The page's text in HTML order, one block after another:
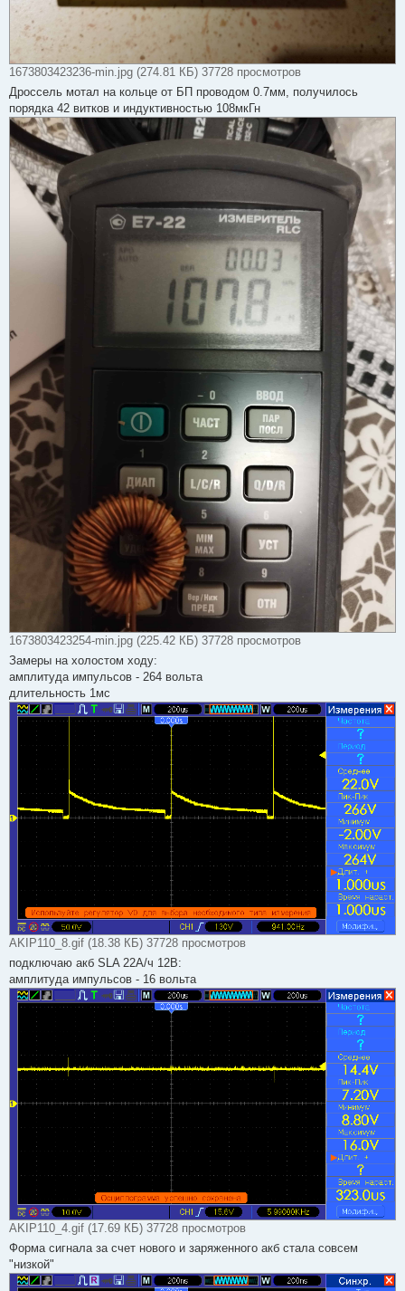
1673803423236-min.jpg (274.81 КБ) 37728 просмотров
Дроссель мотал на кольце от БП проводом 0.7мм, получилось
порядка 42 витков и индуктивностью 108мкГн
1673803423254-min.jpg (225.42 КБ) 37728 просмотров
Замеры на холостом ходу:
амплитуда импульсов - 264 вольта
длительность 1мс
AKIP110_8.gif (18.38 КБ) 37728 просмотров
подключаю акб SLA 22А/ч 12В:
амплитуда импульсов - 16 вольта
AKIP110_4.gif (17.69 КБ) 37728 просмотров
Форма сигнала за счет нового и заряженного акб стала совсем
"низкой"